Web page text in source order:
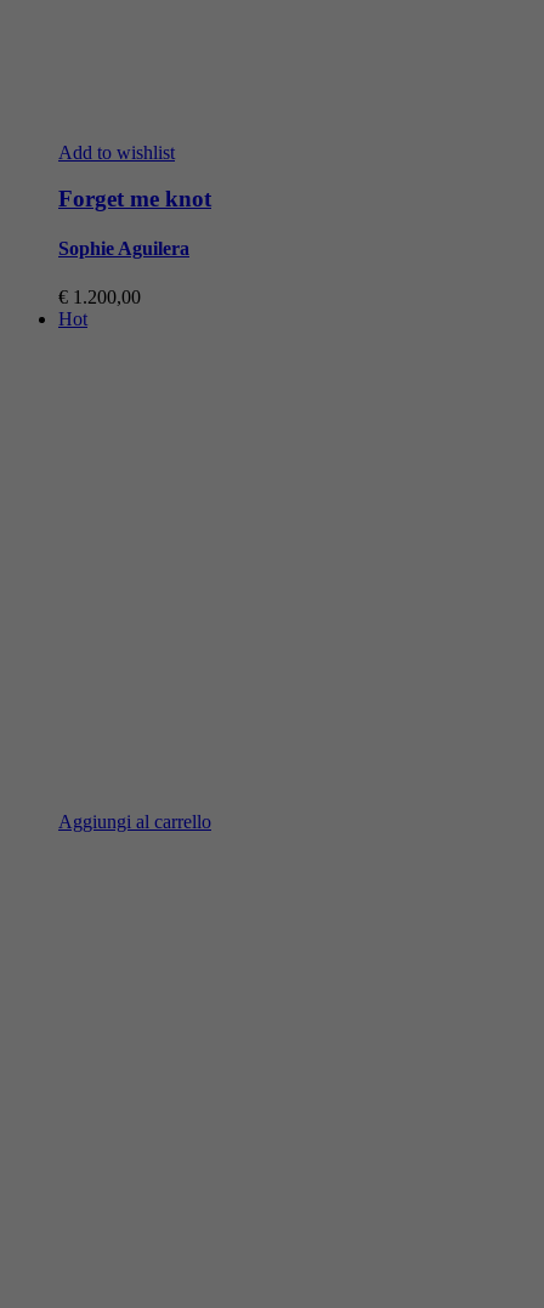
Add to wishlist
Forget me knot
Sophie Aguilera
€ 1.200,00
Hot
Aggiungi al carrello